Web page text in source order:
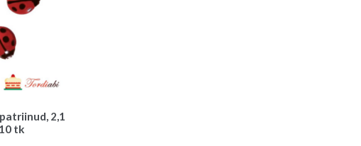
2,1
tk